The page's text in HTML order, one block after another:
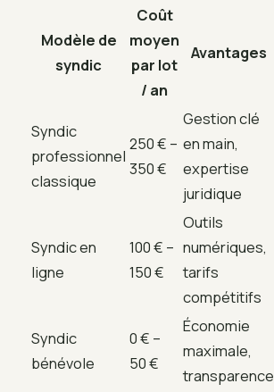
Modèle de
syndic
Coût
moyen
par lot
/ an
Avantages
Syndic
professionnel
classique
250 € –
350 €
Gestion clé
en main,
expertise
juridique
Syndic en
ligne
100 € –
150 €
Outils
numériques,
tarifs
compétitifs
Syndic
bénévole
0 € –
50 €
Économie
maximale,
transparence